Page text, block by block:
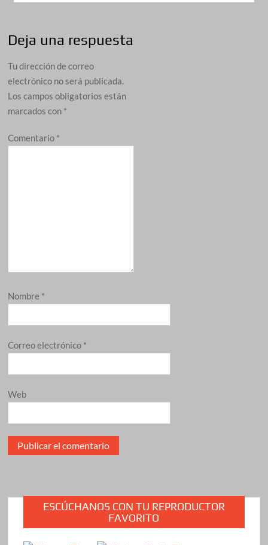
Deja una respuesta
Tu dirección de correo
electrónico no será publicada.
Los campos obligatorios están
marcados con *
Comentario *
Nombre *
Correo electrónico *
Web
ESCÚCHANOS CON TU REPRODUCTOR
FAVORITO